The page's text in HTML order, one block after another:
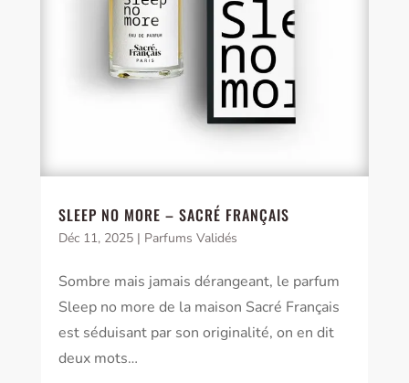
SLEEP NO MORE – SACRÉ FRANÇAIS
Déc 11, 2025| Parfums Validés
Sombre mais jamais dérangeant, le parfum
Sleep no more de la maison Sacré Français
est séduisant par son originalité, on en dit
deux mots…